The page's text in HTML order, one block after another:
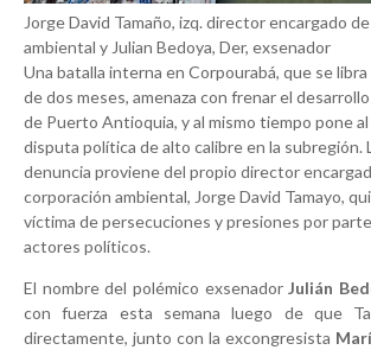
Jorge David Tamaño, izq. director encargado
ambiental y Julian Bedoya, Der, exsenador
Una batalla interna en Corpourabá, que se libra
de dos meses, amenaza con frenar el
de Puerto Antioquia, y al mismo tiempo pone
disputa política de alto calibre en la subregión.
denuncia proviene del propio director
corporación ambiental, Jorge David Tamayo,
víctima de persecuciones y presiones por
actores políticos.
El nombre del polémico exsenadorJulián
con fuerza esta semana luego de que
directamente, junto con la excongresista